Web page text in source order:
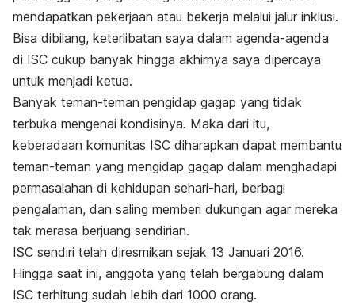
mendapatkan pekerjaan atau bekerja melalui jalur inklusi.
Bisa dibilang, keterlibatan saya dalam agenda-agenda
di ISC cukup banyak hingga akhirnya saya dipercaya
untuk menjadi ketua.
Banyak teman-teman pengidap gagap yang tidak
terbuka mengenai kondisinya. Maka dari itu,
keberadaan komunitas ISC diharapkan dapat membantu
teman-teman yang mengidap gagap dalam menghadapi
permasalahan di kehidupan sehari-hari, berbagi
pengalaman, dan saling memberi dukungan agar mereka
tak merasa berjuang sendirian.
ISC sendiri telah diresmikan sejak 13 Januari 2016.
Hingga saat ini, anggota yang telah bergabung dalam
ISC terhitung sudah lebih dari 1000 orang.